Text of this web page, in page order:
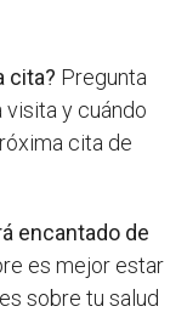
cita? Pregunta
y cuándo
cita de
encantado de
es mejor estar
sobre tu salud